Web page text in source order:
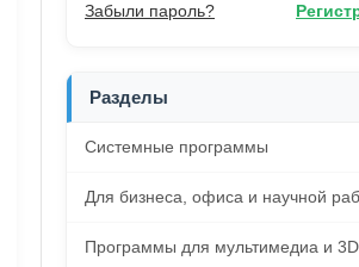
Забыли пароль?
Разделы
Системные программы
Для бизнеса, офиса и научной
Программы для мультимедиа и 3D